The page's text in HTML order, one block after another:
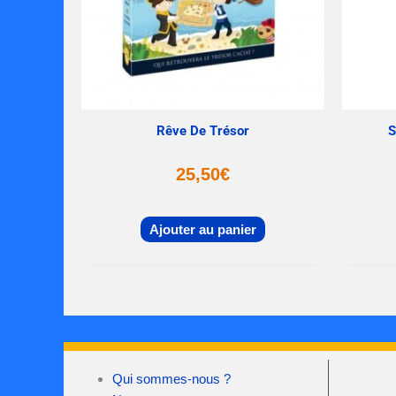
Rêve De Trésor
25,50€
Ajouter au panier
Qui sommes-nous ?